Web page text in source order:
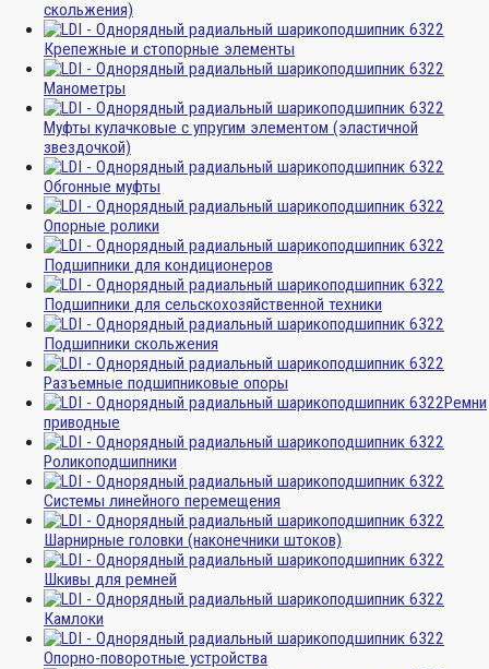
скольжения)
Крепежные и стопорные элементы
Манометры
Муфты кулачковые с упругим элементом (эластичной
звездочкой)
Обгонные муфты
Опорные ролики
Подшипники для кондиционеров
Подшипники для сельскохозяйственной техники
Подшипники скольжения
Разъемные подшипниковые опоры
Ремни
приводные
Роликоподшипники
Системы линейного перемещения
Шарнирные головки (наконечники штоков)
Шкивы для ремней
Камлоки
Опорно-поворотные устройства